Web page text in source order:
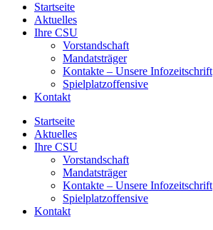
Startseite
Aktuelles
Ihre CSU
Vorstandschaft
Mandatsträger
Kontakte – Unsere Infozeitschrift
Spielplatzoffensive
Kontakt
Startseite
Aktuelles
Ihre CSU
Vorstandschaft
Mandatsträger
Kontakte – Unsere Infozeitschrift
Spielplatzoffensive
Kontakt